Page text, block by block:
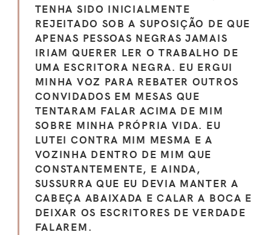
TENHA SIDO INICIALMENTE
REJEITADO SOB A SUPOSIÇÃO DE QUE
APENAS PESSOAS NEGRAS JAMAIS
IRIAM QUERER LER O TRABALHO DE
UMA ESCRITORA NEGRA. EU ERGUI
MINHA VOZ PARA REBATER OUTROS
CONVIDADOS EM MESAS QUE
TENTARAM FALAR ACIMA DE MIM
SOBRE MINHA PRÓPRIA VIDA. EU
LUTEI CONTRA MIM MESMA E A
VOZINHA DENTRO DE MIM QUE
CONSTANTEMENTE, E AINDA,
SUSSURRA QUE EU DEVIA MANTER A
CABEÇA ABAIXADA E CALAR A BOCA E
DEIXAR OS ESCRITORES DE VERDADE
FALAREM.